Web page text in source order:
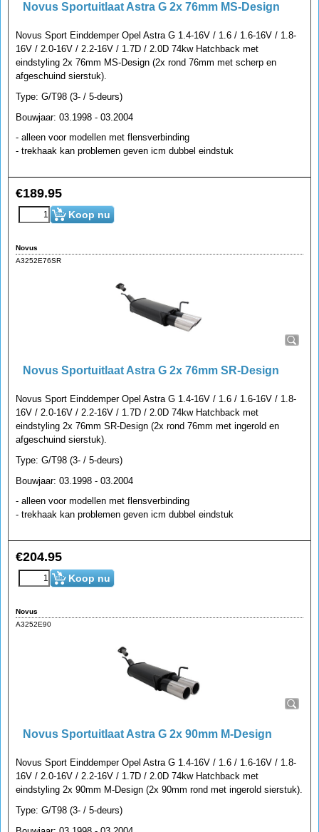
Novus Sportuitlaat Astra G 2x 76mm MS-Design
Novus Sport Einddemper Opel Astra G 1.4-16V / 1.6 / 1.6-16V / 1.8-
16V / 2.0-16V / 2.2-16V / 1.7D / 2.0D 74kw Hatchback met
eindstyling 2x 76mm MS-Design (2x rond 76mm met scherp en
afgeschuind sierstuk).
Type: G/T98 (3- / 5-deurs)
Bouwjaar: 03.1998 - 03.2004
- alleen voor modellen met flensverbinding
- trekhaak kan problemen geven icm dubbel eindstuk
€189.95
Koop nu
Novus
A3252E76SR
Novus Sportuitlaat Astra G 2x 76mm SR-Design
Novus Sport Einddemper Opel Astra G 1.4-16V / 1.6 / 1.6-16V / 1.8-
16V / 2.0-16V / 2.2-16V / 1.7D / 2.0D 74kw Hatchback met
eindstyling 2x 76mm SR-Design (2x rond 76mm met ingerold en
afgeschuind sierstuk).
Type: G/T98 (3- / 5-deurs)
Bouwjaar: 03.1998 - 03.2004
- alleen voor modellen met flensverbinding
- trekhaak kan problemen geven icm dubbel eindstuk
€204.95
Koop nu
Novus
A3252E90
Novus Sportuitlaat Astra G 2x 90mm M-Design
Novus Sport Einddemper Opel Astra G 1.4-16V / 1.6 / 1.6-16V / 1.8-
16V / 2.0-16V / 2.2-16V / 1.7D / 2.0D 74kw Hatchback met
eindstyling 2x 90mm M-Design (2x 90mm rond met ingerold sierstuk).
Type: G/T98 (3- / 5-deurs)